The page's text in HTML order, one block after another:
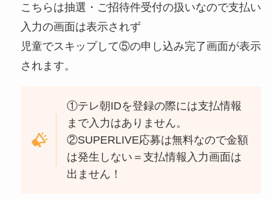
こちらは抽選・ご招待件受付の扱いなので支払い
入力の画面は表示されず
児童でスキップして⑤の申し込み完了画面が表示
されます。
①テレ朝IDを登録の際には支払情報
まで入力はありません。
②SUPERLIVE応募は無料なので金額
は発生しない＝支払情報入力画面は
出ません！